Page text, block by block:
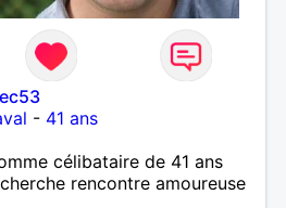
- 41 ans
célibataire de 41 ans
rencontre amoureuse